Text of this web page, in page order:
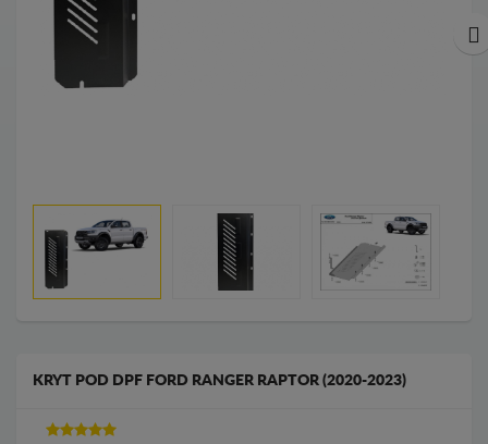
KRYT POD DPF FORD RANGER RAPTOR (2020-2023)